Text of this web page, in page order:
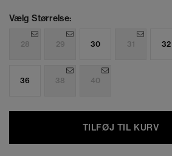
Vælg Størrelse:
28 29 30 31 32
36 38 40
TILFØJ TIL KURV